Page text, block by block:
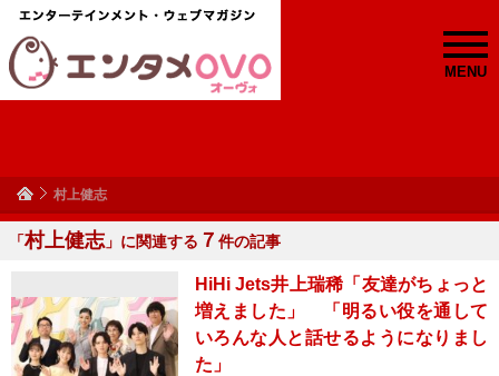
MENU
村上健志
「村上健志 」に関連する ７ 件の記事
HiHi Jets井上瑞稀「友達がちょっと
増えました」 「明るい役を通して
いろんな人と話せるようになりまし
た」